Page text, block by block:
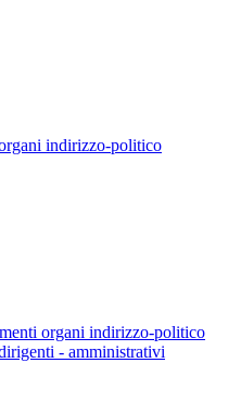
indirizzo-politico
organi indirizzo-politico
- amministrativi